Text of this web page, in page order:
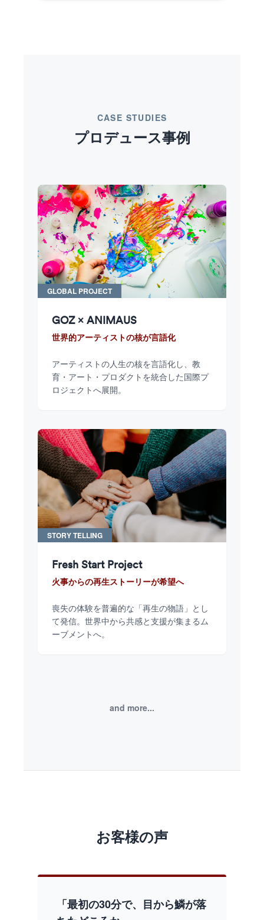
CASE STUDIES
プロデュース事例
GLOBAL PROJECT
GOZ × ANIMAUS
世界的アーティストの核が言語化
アーティストの人生の核を言語化し、教
育・アート・プロダクトを統合した国際プ
ロジェクトへ展開。
STORY TELLING
Fresh Start Project
火事からの再生ストーリーが希望へ
喪失の体験を普遍的な「再生の物語」とし
て発信。世界中から共感と支援が集まるム
ーブメントへ。
and more...
お客様の声
「最初の30分で、目から鱗が落